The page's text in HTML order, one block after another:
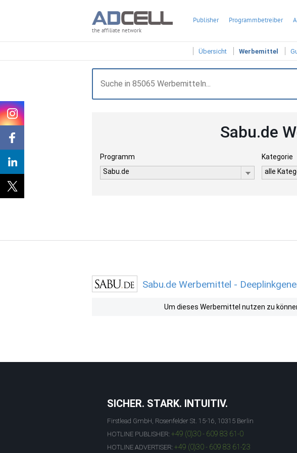
the affiliate network
Publisher Programmbetreiber
Übersicht Werbemittel
Sabu.de
Programm
Sabu.de
Kategorie
alle
Sabu.de Werbemittel -
Um dieses Werbemittel nutzen zu
SICHER. STARK. INTUITIV.
Firstlead GmbH, Rosenfelder St. 15-16, 10315 Berlin
HOTLINE PUBLISHER: +49 (0)30 - 609 83 61-0
HOTLINE ADVERTISER: +49 (0)30 - 609 83 61-23